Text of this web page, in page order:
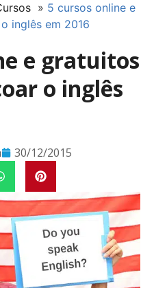
» 5 cursos online e
inglês em 2016
e gratuitos
o inglês
30/12/2015